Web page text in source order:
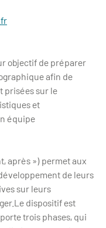
objectif de préparer
afin de
prisées sur le
et
équipe
après ») permet aux
de leurs
sur leurs
dispositif est
trois phases, qui